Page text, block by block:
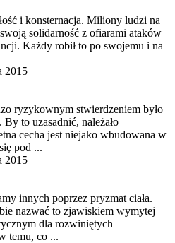
i konsternacja. Miliony ludzi na
solidarność z ofiarami ataków
Każdy robił to po swojemu i na
2015
ryzykownym stwierdzeniem było
to uzasadnić, należało
cecha jest niejako wbudowana w
pod ...
2015
innych poprzez pryzmat ciała.
nazwać to zjawiskiem wymytej
dla rozwiniętych
temu, co ...